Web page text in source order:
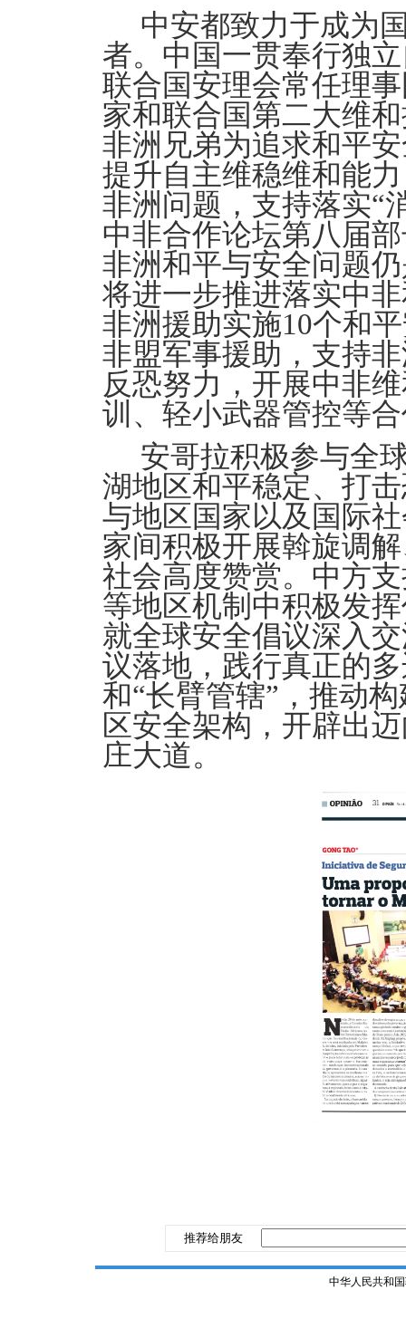
中安都致力于成为
者。中国一贯奉行独
联合国安理会常任理
家和联合国第二大维
非洲兄弟为追求和平
提升自主维稳维和能
非洲问题，支持落实“
中非合作论坛第八届
非洲和平与安全问题
将进一步推进落实中
非洲援助实施10个和
非盟军事援助，支持
反恐努力，开展中非
训、轻小武器管控等
安哥拉积极参与全
湖地区和平稳定、打
与地区国家以及国际
家间积极开展斡旋调
社会高度赞赏。中方
等地区机制中积极发
就全球安全倡议深入
议落地，践行真正的
和“长臂管辖”，推动
区安全架构，开辟出
庄大道。
推荐给朋友
中华人民共和